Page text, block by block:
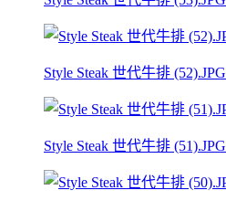
Style Steak 世代牛排 (52).JPG
Style Steak 世代牛排 (51).JPG